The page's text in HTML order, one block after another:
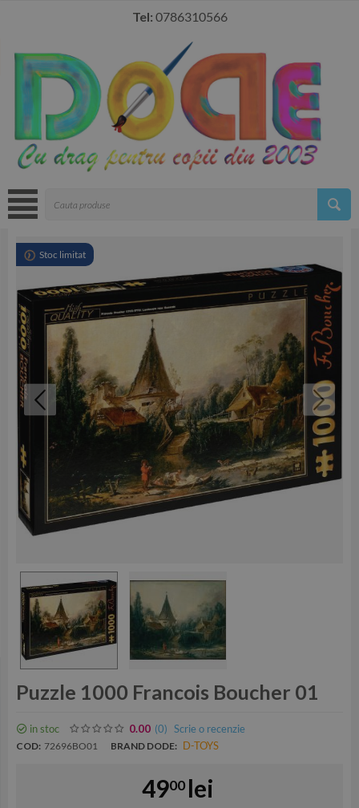
Tel: 0786310566
Stoc limitat
Puzzle 1000 Francois Boucher 01
in stoc 0.00 (0) Scrie o recenzie
COD: 72696BO01 BRAND DODE: D-TOYS
4900 lei